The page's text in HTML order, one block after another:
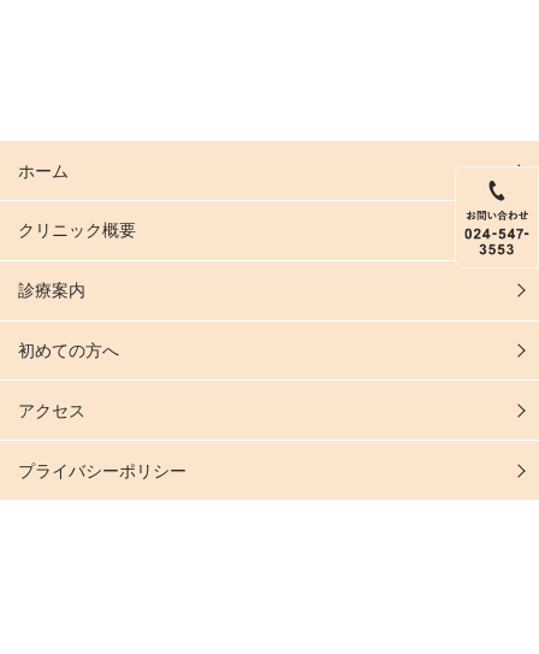
ホーム
クリニック概要
診療案内
初めての方へ
アクセス
プライバシーポリシー